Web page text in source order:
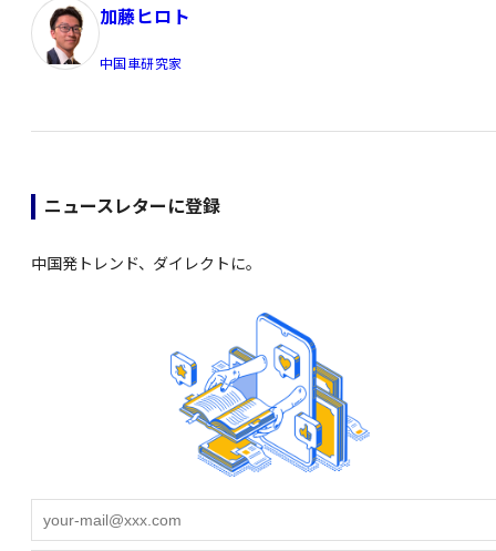
加藤ヒロト
中国車研究家
ニュースレターに登録
中国発トレンド、ダイレクトに。